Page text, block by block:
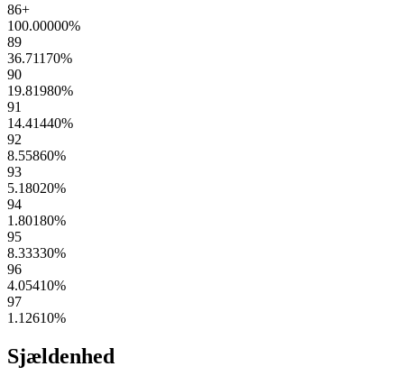
86+
100.00000%
89
36.71170%
90
19.81980%
91
14.41440%
92
8.55860%
93
5.18020%
94
1.80180%
95
8.33330%
96
4.05410%
97
1.12610%
Sjældenhed